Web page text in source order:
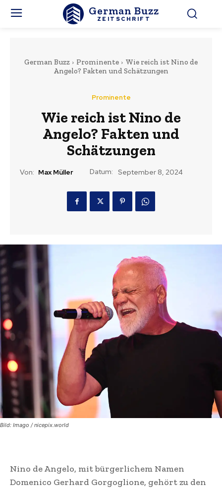
German Buzz
ZEITSCHRIFT
German Buzz Prominente
Wie reich ist Nino de
Angelo? Fakten und Schätzungen
Prominente
Wie reich ist Nino de
Angelo? Fakten und
Schätzungen
Von: Max Müller Datum: September 8, 2024
Bild: Imago / nicepix.world
Nino de Angelo, mit bürgerlichem Namen
Domenico Gerhard Gorgoglione, gehört zu den